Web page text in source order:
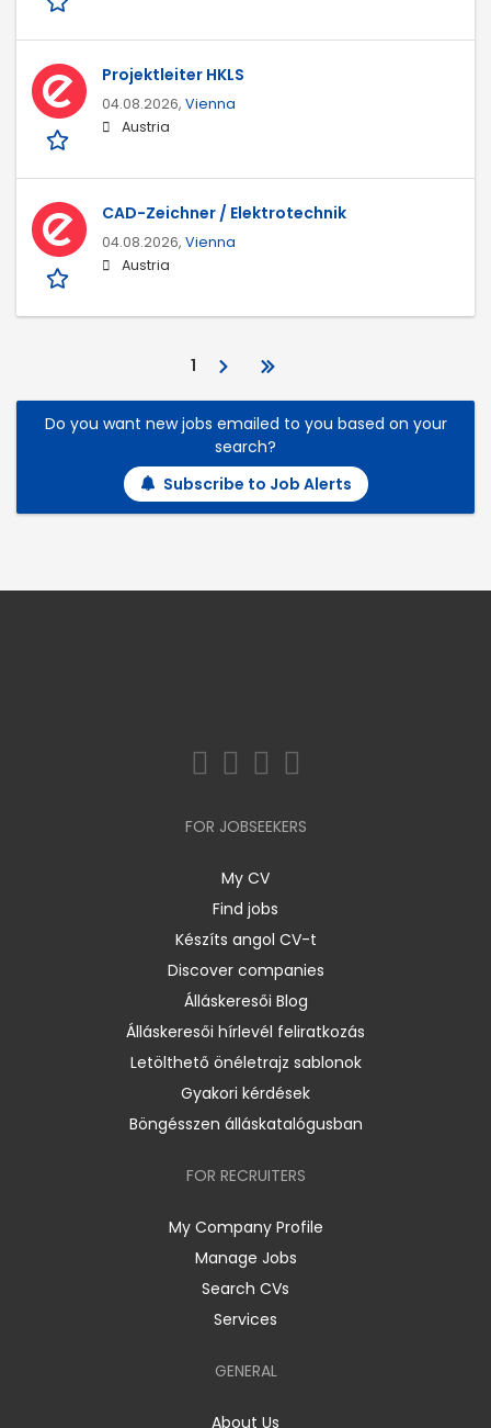
Projektleiter HKLS
04.08.2026, Vienna
Austria
CAD-Zeichner / Elektrotechnik
04.08.2026, Vienna
Austria
1
Do you want new jobs emailed to you based on your
search?
Subscribe to Job Alerts
FOR JOBSEEKERS
My CV
Find jobs
Készíts angol CV-t
Discover companies
Álláskeresői Blog
Álláskeresői hírlevél feliratkozás
Letölthető önéletrajz sablonok
Gyakori kérdések
Böngésszen álláskatalógusban
FOR RECRUITERS
My Company Profile
Manage Jobs
Search CVs
Services
GENERAL
About Us